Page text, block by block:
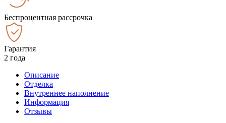
Беспроцентная рассрочка
Гарантия
2 года
Описание
Отделка
Внутреннее наполнение
Информация
Отзывы